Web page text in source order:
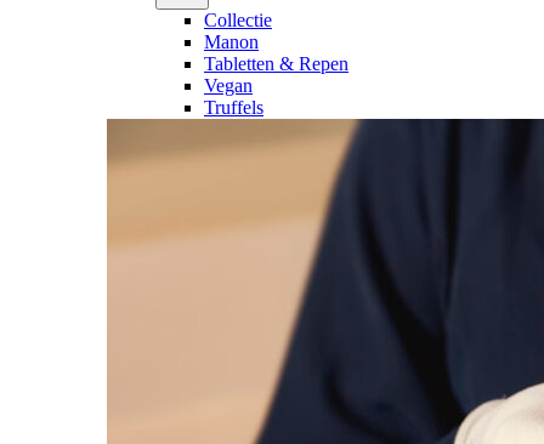
Collectie
Manon
Tabletten & Repen
Vegan
Truffels